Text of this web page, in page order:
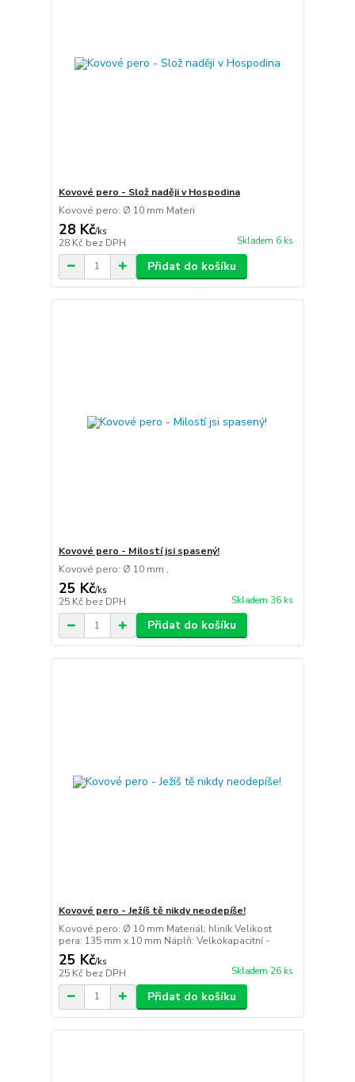
Kovové pero - Slož naději v Hospodina
Kovové pero: Ø 10 mm Materi
28 Kč/ks
28 Kč bez DPH Skladem 6 ks
Přidat do košíku
Kovové pero - Milostí jsi spasený!
Kovové pero: Ø 10 mm ,
25 Kč/ks
25 Kč bez DPH Skladem 36 ks
Přidat do košíku
Kovové pero - Ježíš tě nikdy neodepíše!
Kovové pero: Ø 10 mm Materiál: hliník Velikost
pera: 135 mm x 10 mm Náplň: Velkokapacitní -
25 Kč/ks
25 Kč bez DPH Skladem 26 ks
Přidat do košíku